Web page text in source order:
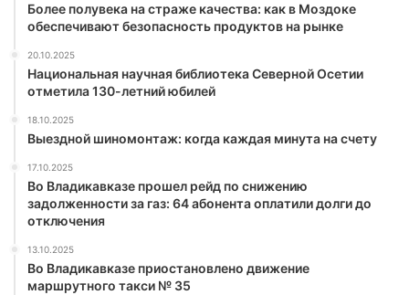
Более полувека на страже качества: как в Моздоке
обеспечивают безопасность продуктов на рынке
20.10.2025
Национальная научная библиотека Северной Осетии
отметила 130-летний юбилей
18.10.2025
Выездной шиномонтаж: когда каждая минута на счету
17.10.2025
Во Владикавказе прошел рейд по снижению
задолженности за газ: 64 абонента оплатили долги до
отключения
13.10.2025
Во Владикавказе приостановлено движение
маршрутного такси № 35